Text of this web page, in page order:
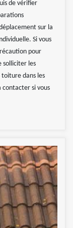
de vérifier
sur la
Si vous
pour
solliciter les
toiture dans les
contacter si vous